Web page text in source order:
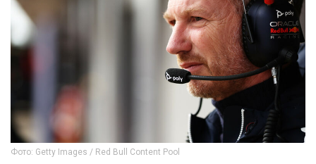
Фото: Getty Images / Red Bull Content Pool